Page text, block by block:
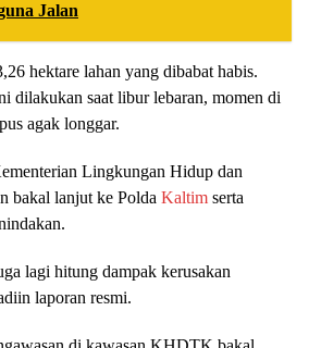
Jalan
hektare lahan yang dibabat habis.
dilakukan saat libur lebaran, momen di
agak longgar.
Lingkungan Hidup dan
bakal lanjut ke Polda Kaltim serta
lagi hitung dampak kerusakan
laporan resmi.